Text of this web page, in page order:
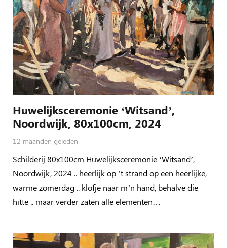
Huwelijksceremonie ‘Witsand’,
Noordwijk, 80x100cm, 2024
12 maanden geleden
Schilderij 80x100cm Huwelijksceremonie ‘Witsand’,
Noordwijk, 2024 .. heerlijk op ’t strand op een heerlijke,
warme zomerdag .. klofje naar m’n hand, behalve die
hitte .. maar verder zaten alle elementen…